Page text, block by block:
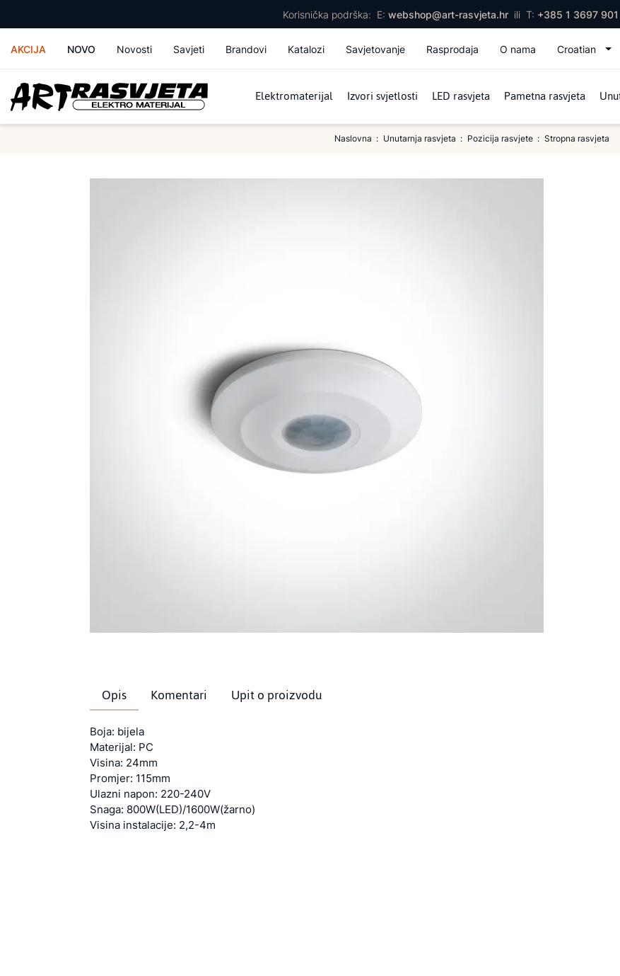
Korisnička podrška: E: webshop@art-rasvjeta.hr ili T: +385 1 3697 901
AKCIJA NOVO Novosti Savjeti Brandovi Katalozi Savjetovanje Rasprodaja O nama Croatian
Elektromaterijal Izvori svjetlosti LED rasvjeta Pametna rasvjeta
Naslovna Unutarnja rasvjeta Pozicija rasvjete Stropna rasvjeta
Opis Komentari Upit o proizvodu
Boja: bijela
Materijal: PC
Visina: 24mm
Promjer: 115mm
Ulazni napon: 220-240V
Snaga: 800W(LED)/1600W(žarno)
Visina instalacije: 2,2-4m